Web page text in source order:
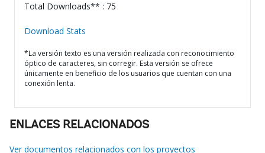
Total Downloads** : 75
Download Stats
*La versión texto es una versión realizada con reconocimiento
óptico de caracteres, sin corregir. Esta versión se ofrece
únicamente en beneficio de los usuarios que cuentan con una
conexión lenta.
ENLACES RELACIONADOS
Ver documentos relacionados con los proyectos